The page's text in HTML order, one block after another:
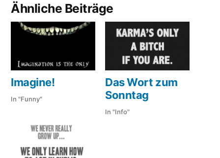
Ähnliche Beiträge
Imagine!
In "Funny"
Das Wort zum
Sonntag
In "Info"